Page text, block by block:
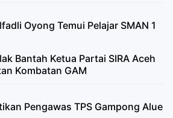
Oyong Temui Pelajar SMAN 1
Bantah Ketua Partai SIRA Aceh
Kombatan GAM
Pengawas TPS Gampong Alue